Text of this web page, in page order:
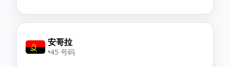
安哥拉
•45 号码